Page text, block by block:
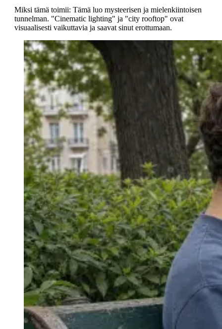
Miksi tämä toimii: Tämä luo mysteerisen ja mielenkiintoisen
tunnelman. "Cinematic lighting" ja "city rooftop" ovat
visuaalisesti vaikuttavia ja saavat sinut erottumaan.